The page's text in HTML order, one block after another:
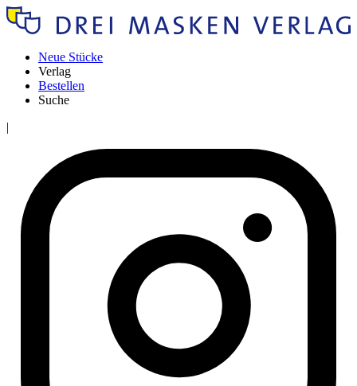
Neue Stücke
Verlag
Bestellen
Suche
|